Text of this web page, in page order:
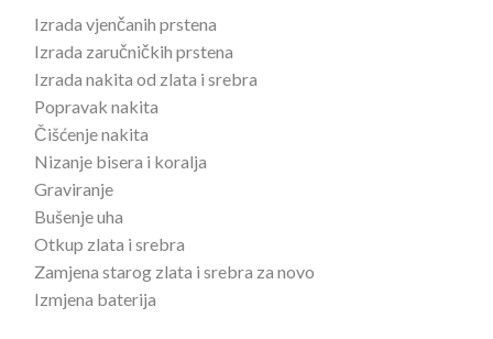
Izrada vjenčanih prstena
Izrada zaručničkih prstena
Izrada nakita od zlata i srebra
Popravak nakita
Čišćenje nakita
Nizanje bisera i koralja
Graviranje
Bušenje uha
Otkup zlata i srebra
Zamjena starog zlata i srebra za novo
Izmjena baterija